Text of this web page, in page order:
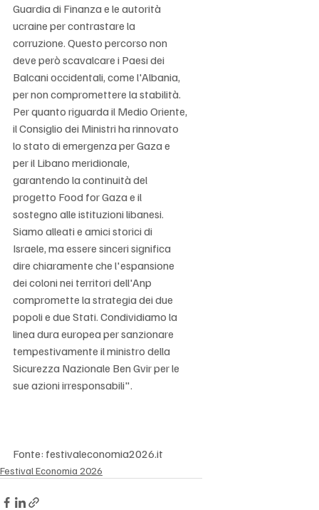
Guardia di Finanza e le autorità
ucraine per contrastare la
corruzione. Questo percorso non
deve però scavalcare i Paesi dei
Balcani occidentali, come l'Albania,
per non compromettere la stabilità.
Per quanto riguarda il Medio Oriente,
il Consiglio dei Ministri ha rinnovato
lo stato di emergenza per Gaza e
per il Libano meridionale,
garantendo la continuità del
progetto Food for Gaza e il
sostegno alle istituzioni libanesi.
Siamo alleati e amici storici di
Israele, ma essere sinceri significa
dire chiaramente che l'espansione
dei coloni nei territori dell'Anp
compromette la strategia dei due
popoli e due Stati. Condividiamo la
linea dura europea per sanzionare
tempestivamente il ministro della
Sicurezza Nazionale Ben Gvir per le
sue azioni irresponsabili".
Fonte: festivaleconomia2026.it
Festival Economia 2026